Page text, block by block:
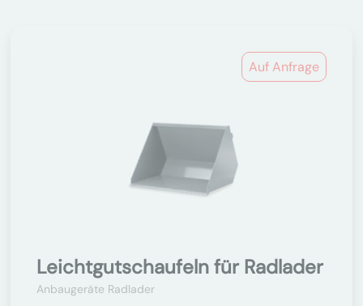
Auf Anfrage
Leichtgutschaufeln für Radlader
Anbaugeräte Radlader